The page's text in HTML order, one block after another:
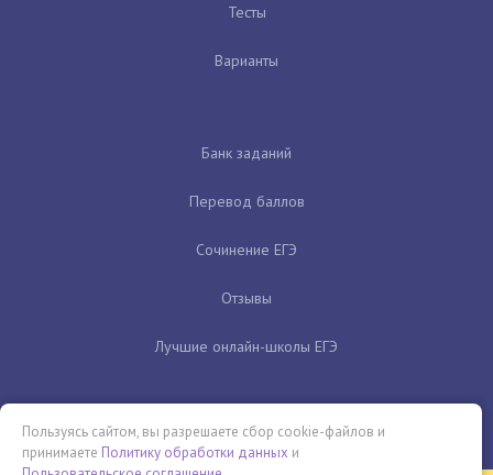
Тесты
Варианты
Банк заданий
Перевод баллов
Сочинение ЕГЭ
Отзывы
Лучшие онлайн-школы ЕГЭ
Пользуясь сайтом, вы разрешаете сбор cookie-файлов и
принимаете Политику обработки данных и